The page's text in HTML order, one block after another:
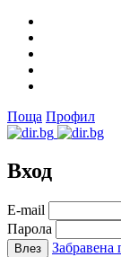
Поща Профил
Вход
Е-mail
Парола
Забравена